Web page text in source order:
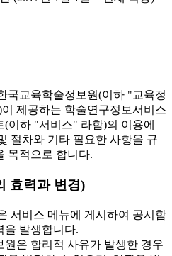
국교육학술정보원(이하 "교육정
제공하는 학술연구정보서비스
(이하 "서비스" 라함)의 이용에
절차와 기타 필요한 사항을 규
목적으로 합니다.
효력과 변경)
서비스 메뉴에 게시하여 공시함
을 발생합니다.
은 합리적 사유가 발생한 경우